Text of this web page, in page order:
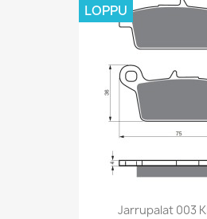
Jarrupalat 003
LOPPU